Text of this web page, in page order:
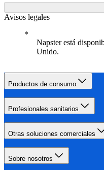
Avisos legales
Napster está
Unido.
Productos de consumo
Profesionales sanitarios
Otras soluciones comerciales
Sobre nosotros